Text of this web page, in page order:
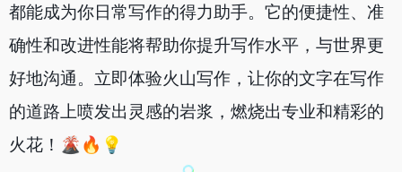
都能成为你日常写作的得力助手。它的便捷性、准
确性和改进性能将帮助你提升写作水平，与世界更
好地沟通。立即体验火山写作，让你的文字在写作
的道路上喷发出灵感的岩浆，燃烧出专业和精彩的
火花！🌋🔥💡